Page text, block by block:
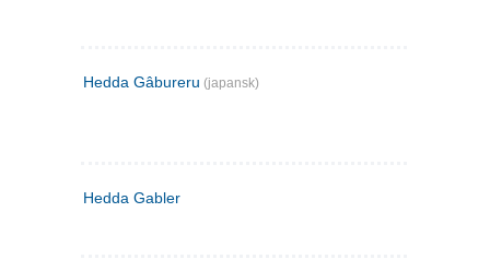
Hedda Gâbureru (japansk)
Hedda Gabler